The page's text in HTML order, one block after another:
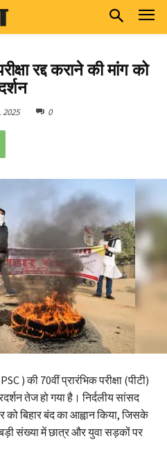
रद्द कराने की मांग को
0
) की 70वीं प्रारंभिक परीक्षा (पीटी)
तेज हो गया है। निर्दलीय सांसद
को बिहार बंद का आह्वान किया, जिसके
संख्या में छात्र और युवा सड़कों पर